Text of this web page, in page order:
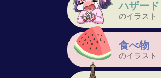
ハザード
のイラスト
食べ物
のイラスト